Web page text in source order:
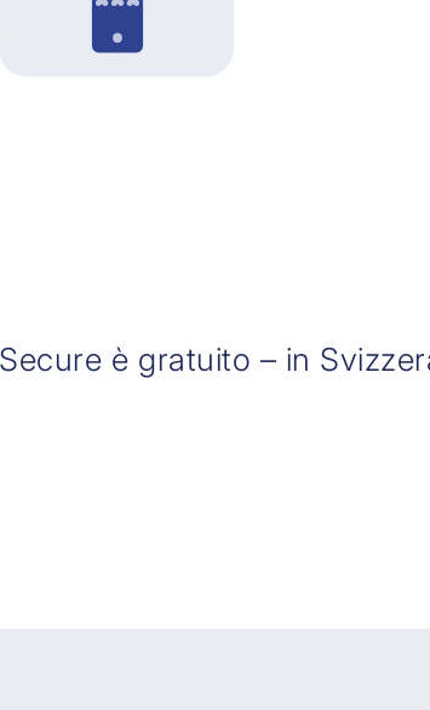
è gratuito – in